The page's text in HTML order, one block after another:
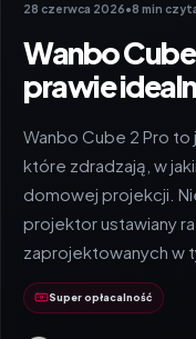
28 czerwca 2026•8 min
Wanbo
prawie
Wanbo Cube 2 Pro
które zdradzają, w
domowej projekcji.
projektor ustawiany
zaprojektowanych w
Super opłacalność